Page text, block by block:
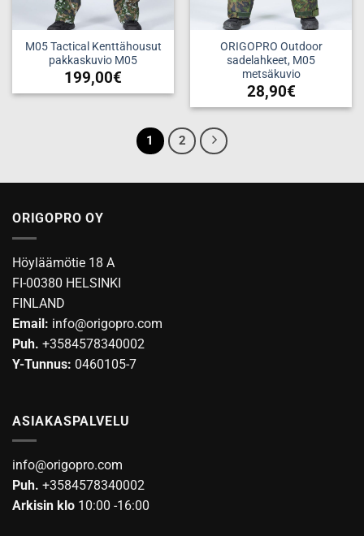
M05 Tactical Kenttähousut
pakkaskuvio M05
199,00€
Tällä
valinnat
ORIGOPRO Outdoor
sadelahkeet, M05
metsäkuvio
28,90€
1 2
ORIGOPRO OY
Höyläämötie 18 A
FI-00380 HELSINKI
FINLAND
Email: info@origopro.com
Puh. +3584578340002
Y-Tunnus: 0460105-7
ASIAKASPALVELU
info@origopro.com
Puh. +3584578340002
Arkisin klo 10:00 -16:00